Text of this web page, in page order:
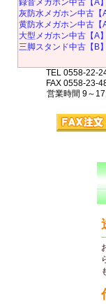
録音メガホン中古【A】
灰防水メガホン中古【A
黄防水メガホン中古【A
大型メガホン中古【A】
三脚スタンド中古【B】
TEL 0558-22-
FAX 0558-23-
営業時間 9～